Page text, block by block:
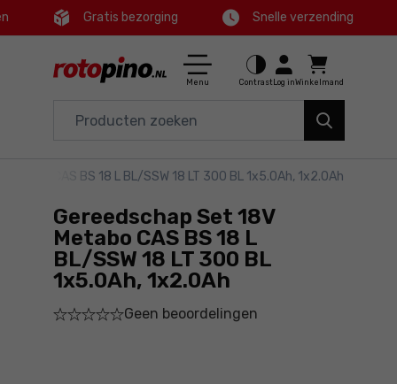
Ctrl
Hoofdmenu
Productinformatie
Bestel
Gedetailleerde informatie
Voettekst
Gratis bezorging Snelle verzending
Menu Contrast Log inWinkelmand
Huis en tuin
Aanbiedingen
CAS BS 18 L BL/SSW 18 LT 300 BL 1x5.0Ah, 1x2.0Ah
Gereedschap Set 18V
Metabo CAS BS 18 L
BL/SSW 18 LT 300 BL
1x5.0Ah, 1x2.0Ah
Geen beoordelingen